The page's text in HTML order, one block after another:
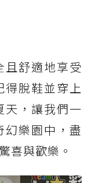
且舒適地享受
得脫鞋並穿上
天，讓我們一
幻樂園中，盡
喜與歡樂。